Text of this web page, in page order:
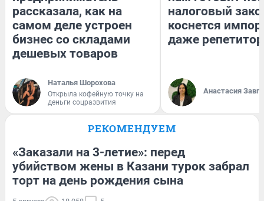
рассказала, как на
самом деле устроен
бизнес со складами
дешевых товаров
Наталья Шорохова
Открыла кофейную точку на
деньги соцразвития
налоговый
коснется
даже
Анастасия
РЕКОМЕНДУЕМ
«Заказали на 3-летие»: перед
убийством жены в Казани турок забрал
торт на день рождения сына